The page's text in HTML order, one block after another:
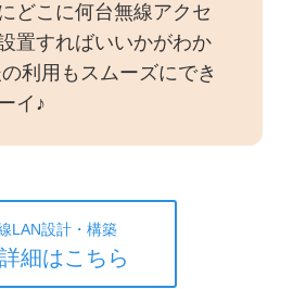
どこに何台無線アクセ
置すればいいかがわか
利用もスムーズにでき
イ♪
LAN設計・構築
細はこちら